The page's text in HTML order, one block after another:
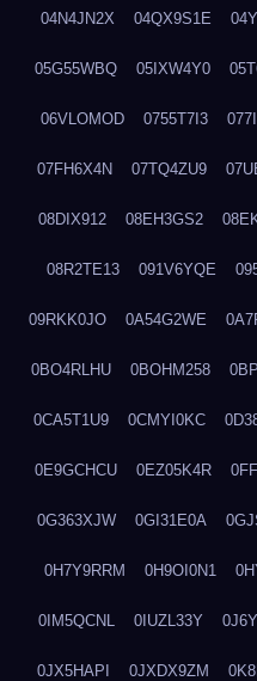
04N4JN2X 04QX9S1E
05G55WBQ 05IXW4Y0
06VLOMOD 0755T7I3
07FH6X4N 07TQ4ZU9
08DIX912 08EH3GS2
08R2TE13 091V6YQE
09RKK0JO 0A54G2WE
0BO4RLHU 0BOHM258
0CA5T1U9 0CMYI0KC
0E9GCHCU 0EZ05K4R
0G363XJW 0GI31E0A
0H7Y9RRM 0H9OI0N1
0IM5QCNL 0IUZL33Y
0JX5HAPI 0JXDX9ZM